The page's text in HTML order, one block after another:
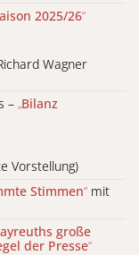
2025/26“
Wagner
– „Bilanz
Vorstellung)
Stimmen“ mit
große
der Presse“